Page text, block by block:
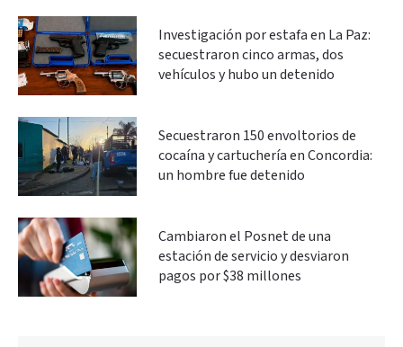
Investigación por estafa en La Paz:
secuestraron cinco armas, dos
vehículos y hubo un detenido
Secuestraron 150 envoltorios de
cocaína y cartuchería en Concordia:
un hombre fue detenido
Cambiaron el Posnet de una
estación de servicio y desviaron
pagos por $38 millones